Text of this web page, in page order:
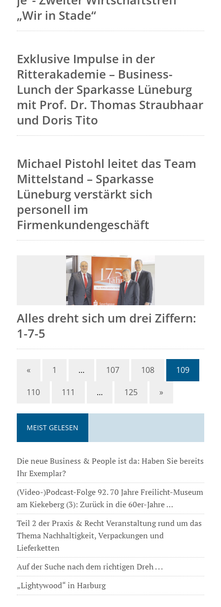
„Wir in Stade“
Exklusive Impulse in der
Ritterakademie – Business-
Lunch der Sparkasse Lüneburg
mit Prof. Dr. Thomas Straubhaar
und Doris Tito
Michael Pistohl leitet das Team
Mittelstand – Sparkasse
Lüneburg verstärkt sich
personell im
Firmenkundengeschäft
Alles dreht sich um drei Ziffern:
1-7-5
« 1 … 107 108 109
110 111 … 125 »
MEIST GELESEN
Die neue Business & People ist da: Haben Sie bereits
Ihr Exemplar?
(Video-)Podcast-Folge 92. 70 Jahre Freilicht-Museum
am Kiekeberg (3): Zurück in die 60er-Jahre …
Teil 2 der Praxis & Recht Veranstaltung rund um das
Thema Nachhaltigkeit, Verpackungen und
Lieferketten
Auf der Suche nach dem richtigen Dreh . . .
„Lightywood“ in Harburg